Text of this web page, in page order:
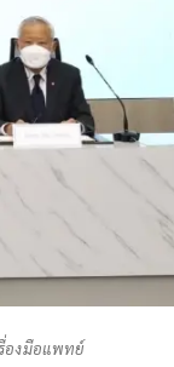
องมือแพทย์